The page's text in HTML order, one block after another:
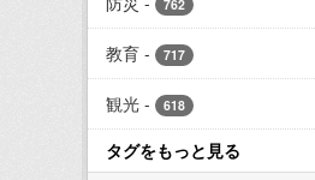
762
教育 - 717
観光 - 618
タグをもっと見る